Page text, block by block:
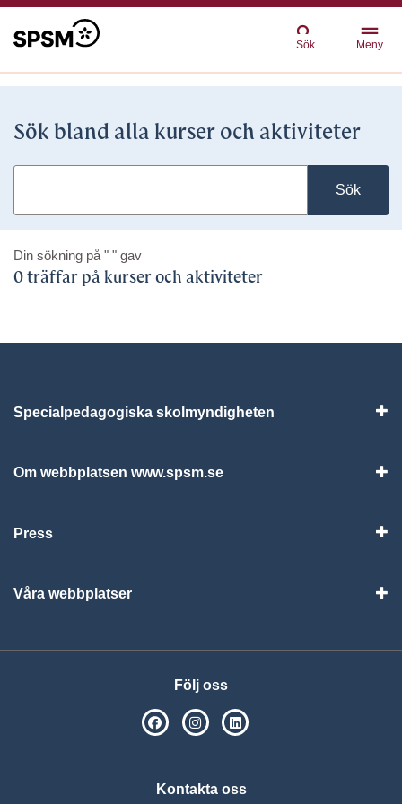
Sök Meny
Sök bland alla kurser och aktiviteter
Sök
Din sökning på " " gav
0 träffar på kurser och aktiviteter
Specialpedagogiska skolmyndigheten
Om webbplatsen www.spsm.se
Press
Våra webbplatser
Följ oss
SPSM på Facebook
SPSM på Instagram
Kontakta oss